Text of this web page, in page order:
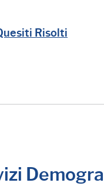
Risolti